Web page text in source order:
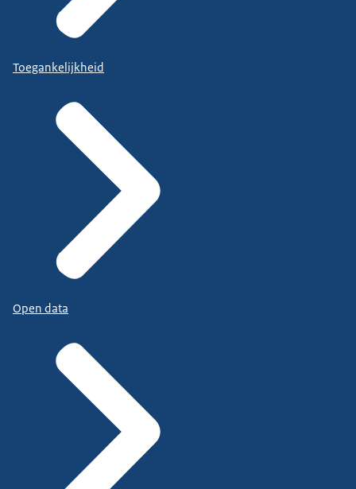
Toegankelijkheid
Open data